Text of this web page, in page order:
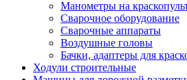
Манометры на
Сварочное оборудование
Сварочные аппараты
Воздушные головы
Бачки, адаптеры для
Ходули строительные